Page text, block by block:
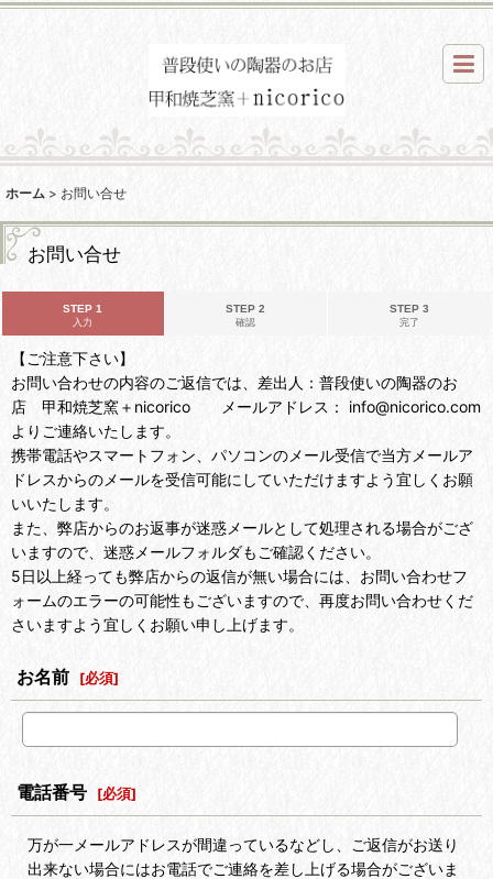
ホーム > お問い合せ
お問い合せ
STEP 1
入力
STEP 2
確認
STEP 3
完了
【ご注意下さい】
お問い合わせの内容のご返信では、差出人：普段使いの陶器のお
店 甲和焼芝窯＋nicorico メールアドレス： info@nicorico.com
よりご連絡いたします。
携帯電話やスマートフォン、パソコンのメール受信で当方メールア
ドレスからのメールを受信可能にしていただけますよう宜しくお願
いいたします。
また、弊店からのお返事が迷惑メールとして処理される場合がござ
いますので、迷惑メールフォルダもご確認ください。
5日以上経っても弊店からの返信が無い場合には、お問い合わせフ
ォームのエラーの可能性もございますので、再度お問い合わせくだ
さいますよう宜しくお願い申し上げます。
お名前 [必須]
電話番号 [必須]
万が一メールアドレスが間違っているなどし、ご返信がお送り
出来ない場合にはお電話でご連絡を差し上げる場合がございま